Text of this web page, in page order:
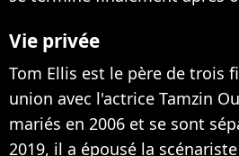
Vie privée
Tom Ellis est le père de trois
union avec l'actrice Tamzin
mariés en 2006 et se sont
2019, il a épousé la